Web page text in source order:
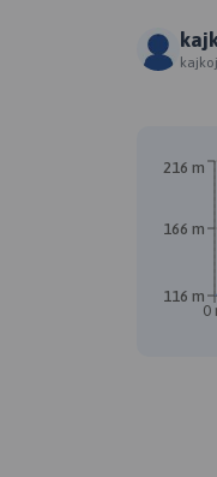
0
116 m
166 m
216 m